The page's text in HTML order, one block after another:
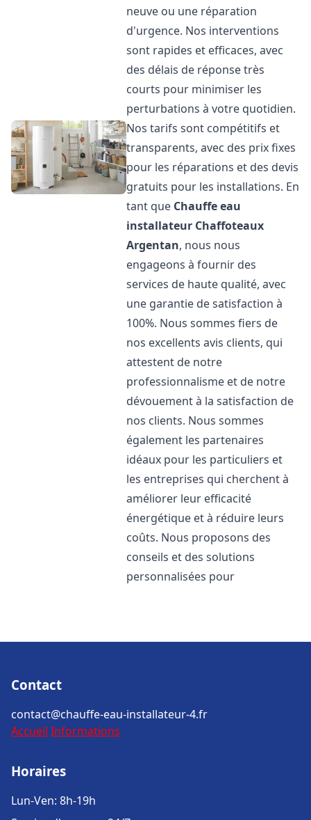
neuve ou une réparation
d'urgence. Nos interventions
sont rapides et efficaces, avec
des délais de réponse très
courts pour minimiser les
perturbations à votre quotidien.
Nos tarifs sont compétitifs et
transparents, avec des prix fixes
pour les réparations et des devis
gratuits pour les installations. En
tant que Chauffe eau
installateur Chaffoteaux
Argentan, nous nous
engageons à fournir des
services de haute qualité, avec
une garantie de satisfaction à
100%. Nous sommes fiers de
nos excellents avis clients, qui
attestent de notre
professionnalisme et de notre
dévouement à la satisfaction de
nos clients. Nous sommes
également les partenaires
idéaux pour les particuliers et
les entreprises qui cherchent à
améliorer leur efficacité
énergétique et à réduire leurs
coûts. Nous proposons des
conseils et des solutions
personnalisées pour
Contact
contact@chauffe-eau-installateur-4.fr
Accueil Informations
Horaires
Lun-Ven: 8h-19h